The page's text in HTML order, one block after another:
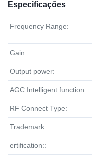
Especificações
Frequency Range:
Gain:
Output power:
AGC Intelligent function:
RF Connect Type:
Trademark:
ertification::